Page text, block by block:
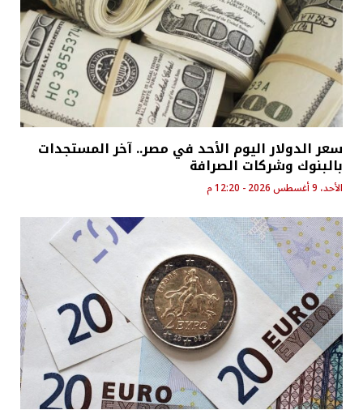
سعر الدولار اليوم الأحد في مصر.. آخر المستجدات
بالبنوك وشركات الصرافة
الأحد، 9 أغسطس 2026 - 12:20 م